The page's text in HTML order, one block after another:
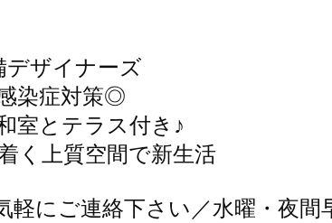
デザイナーズ
染症対策◎
室とテラス付き♪
く上質空間で新生活
軽にご連絡下さい／水曜・夜